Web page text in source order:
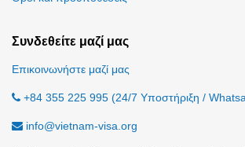
Συνδεθείτε μαζί μας
Επικοινωνήστε μαζί μας
+84 355 225 995 (24/7 Υποστήριξη /
info@vietnam-visa.org